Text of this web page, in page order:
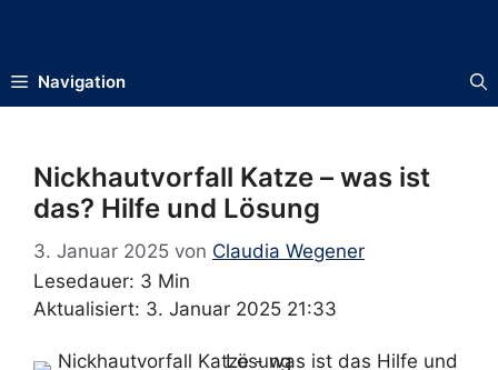
Navigation
Nickhautvorfall Katze – was ist
das? Hilfe und Lösung
3. Januar 2025 von Claudia Wegener
Lesedauer: 3 Min
Aktualisiert: 3. Januar 2025 21:33